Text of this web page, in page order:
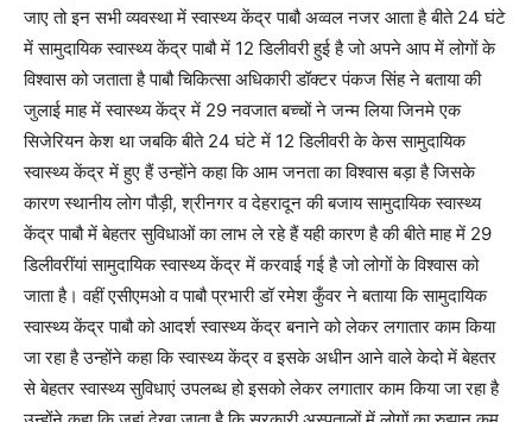
जाए तो इन सभी व्यवस्था में स्वास्थ्य केंद्र पाबौ अव्वल नजर आता है बीते 24 घंटे
में सामुदायिक स्वास्थ्य केंद्र पाबौ में 12 डिलीवरी हुई है जो अपने आप में लोगों के
विश्वास को जताता है पाबौ चिकित्सा अधिकारी डॉक्टर पंकज सिंह ने बताया की
जुलाई माह में स्वास्थ्य केंद्र में 29 नवजात बच्चों ने जन्म लिया जिनमे एक
सिजेरियन केश था जबकि बीते 24 घंटे में 12 डिलीवरी के केस सामुदायिक
स्वास्थ्य केंद्र में हुए हैं उन्होंने कहा कि आम जनता का विश्वास बड़ा है जिसके
कारण स्थानीय लोग पौड़ी, श्रीनगर व देहरादून की बजाय सामुदायिक स्वास्थ्य
केंद्र पाबौ में बेहतर सुविधाओं का लाभ ले रहे हैं यही कारण है की बीते माह में 29
डिलीवरींयां सामुदायिक स्वास्थ्य केंद्र में करवाई गई है जो लोगों के विश्वास को
जाता है। वहीं एसीएमओ व पाबौ प्रभारी डॉ रमेश कुँवर ने बताया कि सामुदायिक
स्वास्थ्य केंद्र पाबौ को आदर्श स्वास्थ्य केंद्र बनाने को लेकर लगातार काम किया
जा रहा है उन्होंने कहा कि स्वास्थ्य केंद्र व इसके अधीन आने वाले केदो में बेहतर
से बेहतर स्वास्थ्य सुविधाएं उपलब्ध हो इसको लेकर लगातार काम किया जा रहा है